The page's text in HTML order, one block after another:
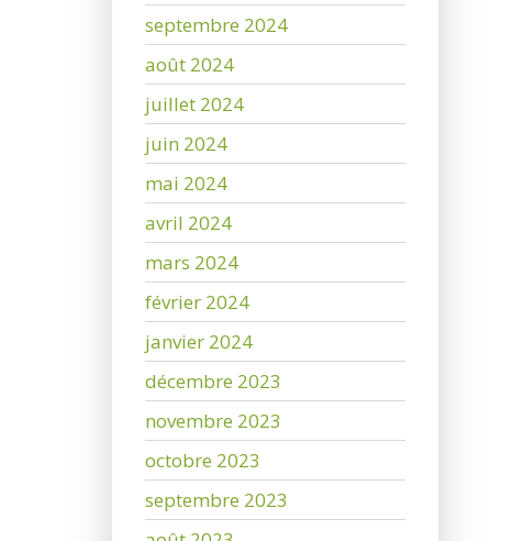
septembre 2024
août 2024
juillet 2024
juin 2024
mai 2024
avril 2024
mars 2024
février 2024
janvier 2024
décembre 2023
novembre 2023
octobre 2023
septembre 2023